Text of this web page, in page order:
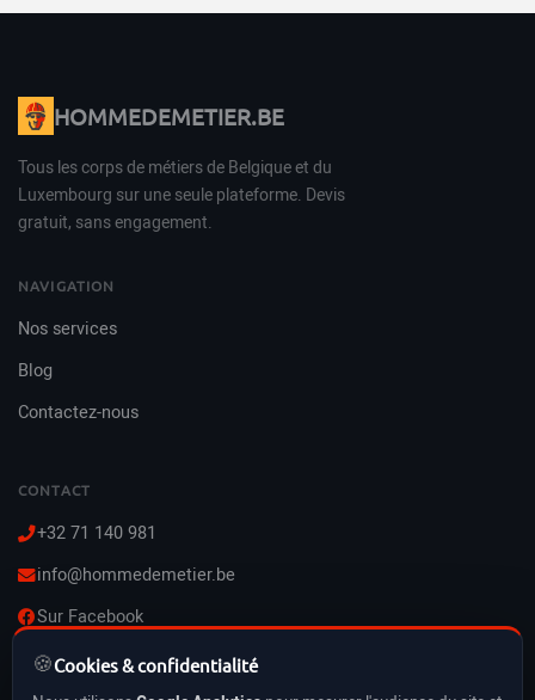
🍪Cookies & confidentialité
HOMMEDEMETIER.BE
Tous les corps de métiers de Belgique et du
Luxembourg sur une seule plateforme. Devis
gratuit, sans engagement.
NAVIGATION
Nos services
Blog
Contactez-nous
CONTACT
+32 71 140 981
info@hommedemetier.be
Sur Facebook
Lun–Ven : 8h–21h